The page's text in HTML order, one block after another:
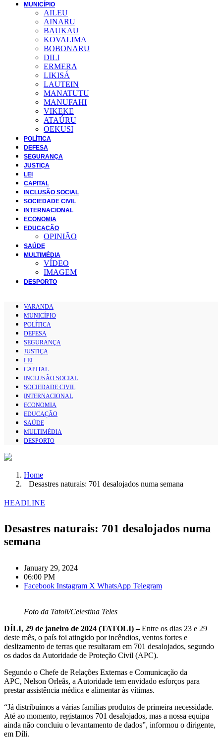
MUNICÍPIO
AILEU
AINARU
BAUKAU
KOVALIMA
BOBONARU
DILI
ERMERA
LIKISÁ
LAUTEIN
MANATUTU
MANUFAHI
VIKEKE
ATAÚRU
OEKUSI
POLÍTICA
DEFESA
SEGURANÇA
JUSTIÇA
LEI
CAPITAL
INCLUSÃO SOCIAL
SOCIEDADE CIVIL
INTERNACIONAL
ECONOMIA
EDUCAÇÃO
OPINIÃO
SAÚDE
MULTIMÉDIA
VÍDEO
IMAGEM
DESPORTO
VARANDA
MUNICÍPIO
POLÍTICA
DEFESA
SEGURANÇA
JUSTIÇA
LEI
CAPITAL
INCLUSÃO SOCIAL
SOCIEDADE CIVIL
INTERNACIONAL
ECONOMIA
EDUCAÇÃO
SAÚDE
MULTIMÉDIA
DESPORTO
Home
Desastres naturais: 701 desalojados numa semana
HEADLINE
Desastres naturais: 701 desalojados numa
semana
January 29, 2024
06:00 PM
Facebook Instagram X WhatsApp Telegram
Foto da Tatoli/Celestina Teles
DÍLI, 29 de janeiro de 2024 (TATOLI) –Entre os dias 23 e 29
deste mês, o país foi atingido por incêndios, ventos fortes e
deslizamento de terras que resultaram em 701 desalojados, segundo
os dados da Autoridade de Proteção Civil (APC).
Segundo o Chefe de Relações Externas e Comunicação da
APC, Nelson Orleãs, a Autoridade tem envidado esforços para
prestar assistência médica e alimentar às vítimas.
“Já distribuímos a várias famílias produtos de primeira necessidade.
Até ao momento, registamos 701 desalojados, mas a nossa equipa
ainda não concluiu o levantamento de dados”, informou o dirigente,
em Díli.